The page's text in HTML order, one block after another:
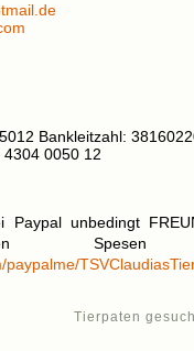
Bankleitzahl:
4304 0050 12
Paypal unbedingt
Spesen
paypalme/
Tierpaten